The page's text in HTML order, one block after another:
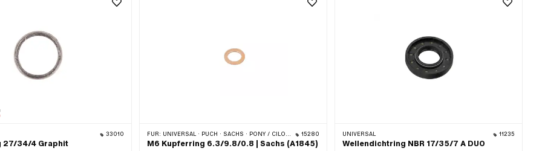
33010
27/34/4 Graphit
FÜR: UNIVERSAL · PUCH · SACHS · PONY / CILO (BETA 521 & 512) · ZÜNDAPP BELMONDO 15280
M6 Kupferring 6.3/9.8/0.8 | Sachs (A1845)
UNIVERSAL 11235
Wellendichtring NBR 17/35/7 A DUO